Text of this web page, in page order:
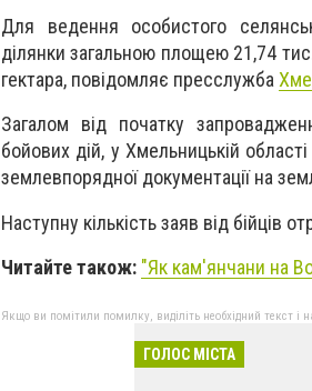
Для ведення особистого
ділянки загальною площею 21,74
гектара, повідомляє пресслужба
Загалом від початку
бойових дій, у Хмельницькій
землевпорядної документації на
Наступну кількість заяв від бійців
Читайте також: "Як кам'янчани на
Якщо ви помітили помилку, виділіть необхідний текст і
ГОЛОС МІСТА